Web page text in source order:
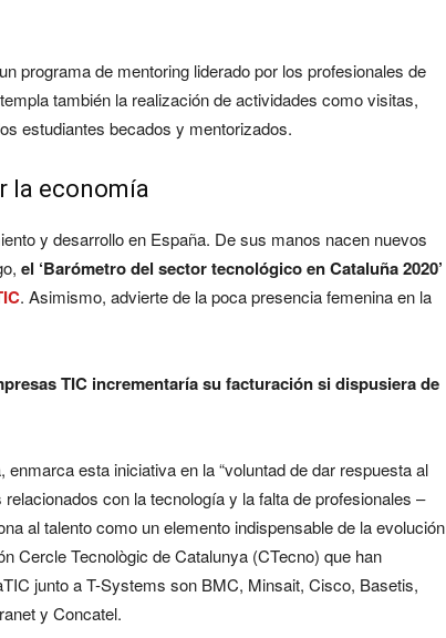
programa de mentoring liderado por los profesionales de
también la realización de actividades como visitas,
estudiantes becados y mentorizados.
la economía
y desarrollo en España. De sus manos nacen nuevos
el ‘Barómetro del sector tecnológico en Cataluña 2020’
. Asimismo, advierte de la poca presencia femenina en la
TIC incrementaría su facturación si dispusiera de
esta iniciativa en la “voluntad de dar respuesta al
con la tecnología y la falta de profesionales –
al talento como un elemento indispensable de la evolución
Cercle Tecnològic de Catalunya (CTecno) que han
junto a T-Systems son BMC, Minsait, Cisco, Basetis,
y Concatel.